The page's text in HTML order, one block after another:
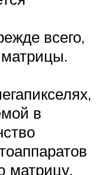
всего,
в
матрицу.